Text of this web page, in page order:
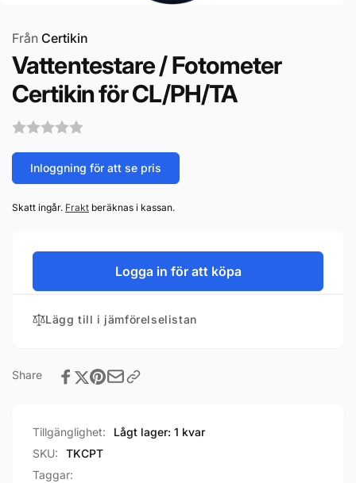
Från Certikin
Vattentestare / Fotometer
Certikin för CL/PH/TA
Inloggning för att se pris
Skatt ingår. Frakt beräknas i kassan.
Logga in för att köpa
Lägg till i jämförelselistan
Share
Tillgänglighet:
Lågt lager: 1 kvar
SKU:
TKCPT
Taggar: